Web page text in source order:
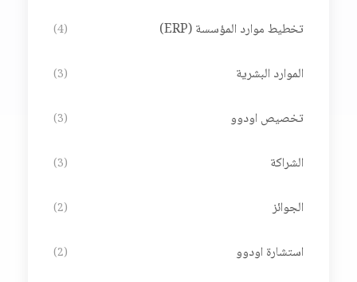
تخطيط موارد المؤسسة (ERP) (4)
الموارد البشرية (3)
تخصيص اودوو (3)
الشراكة (3)
الجوائز (2)
استشارة اودوو (2)